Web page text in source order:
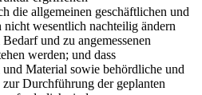
die allgemeinen geschäftlichen und
wesentlich nachteilig ändern
und zu angemessenen
werden; und dass
Material sowie behördliche und
Durchführung der geplanten